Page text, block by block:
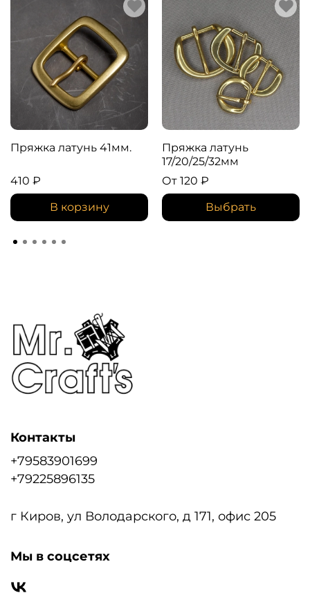
Пряжка латунь 41мм.
410 ₽
В корзину
Пряжка латунь
17/20/25/32мм
От 120 ₽
Выбрать
Контакты
+79583901699
+79225896135
г Киров, ул Володарского, д 171, офис 205
Мы в соцсетях